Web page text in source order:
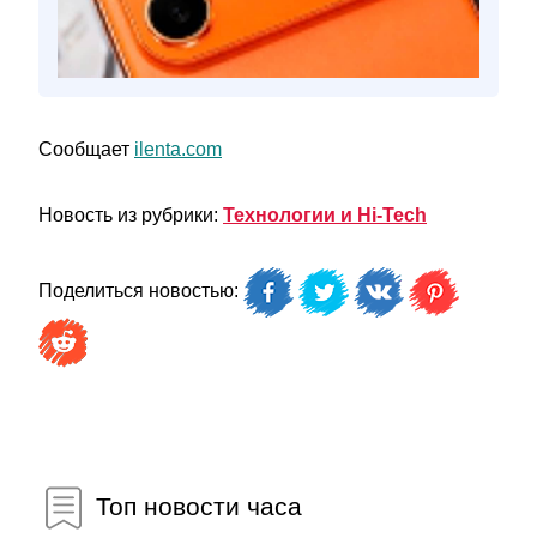
Сообщает ilenta.com
Новость из рубрики: Технологии и Hi-Tech
Поделиться новостью:
Топ новости часа